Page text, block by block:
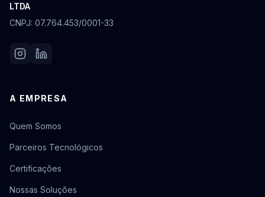
LTDA
CNPJ: 07.764.453/0001-33
A EMPRESA
Quem Somos
Parceiros Tecnológicos
Certificações
Nossas Soluções